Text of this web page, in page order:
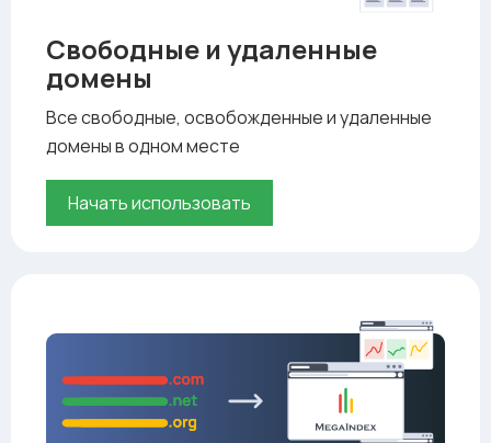
Свободные и удаленные
домены
Все свободные, освобожденные и удаленные
домены в одном месте
Начать использовать